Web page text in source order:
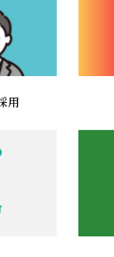
用